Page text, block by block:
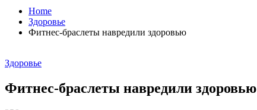
Home
Здоровье
Фитнес-браслеты навредили здоровью
Здоровье
Фитнес-браслеты навредили здоровью